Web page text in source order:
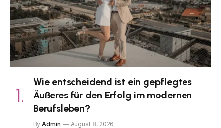
Wie entscheidend ist ein gepflegtes
Äußeres für den Erfolg im modernen
Berufsleben?
By Admin August 8, 2026